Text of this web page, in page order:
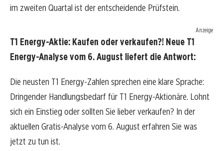
im zweiten Quartal ist der entscheidende Prüfstein.
Anzeige
T1 Energy-Aktie: Kaufen oder verkaufen?! Neue T1
Energy-Analyse vom 6. August liefert die Antwort:
Die neusten T1 Energy-Zahlen sprechen eine klare Sprache:
Dringender Handlungsbedarf für T1 Energy-Aktionäre. Lohnt
sich ein Einstieg oder sollten Sie lieber verkaufen? In der
aktuellen Gratis-Analyse vom 6. August erfahren Sie was
jetzt zu tun ist.